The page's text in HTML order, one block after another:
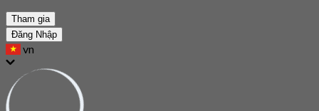
Tham gia
Đăng Nhập
vn